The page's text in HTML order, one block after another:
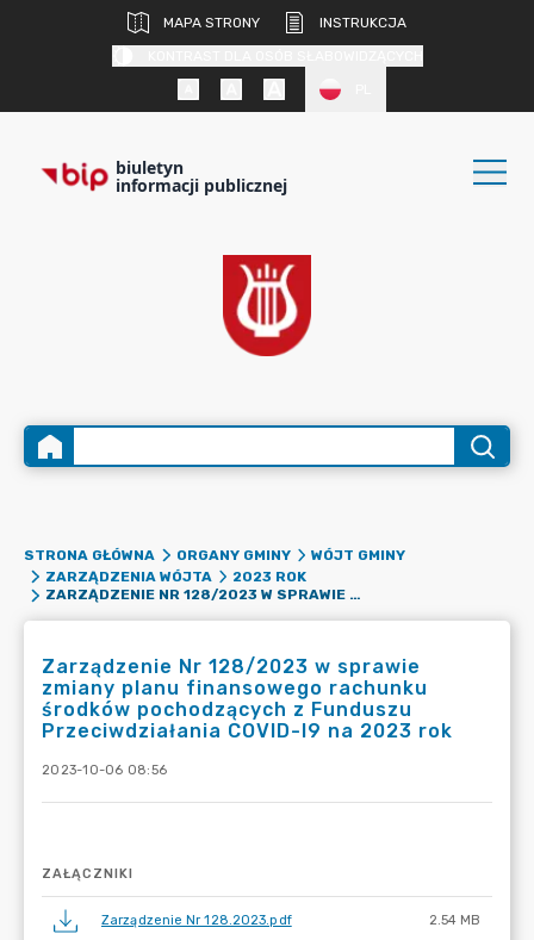
MAPA STRONY
INSTRUKCJA
biuletyn
informacji publicznej
STRONA GŁÓWNA ORGANY GMINY
WÓJT GMINY
ZARZĄDZENIA WÓJTA
2023 ROK
ZARZĄDZENIE NR 128/2023 W SPRAWIE ZMIANY PLANU FINANSOWEGO RACHUNKU ŚRODKÓW POCHODZĄCYCH Z FUNDUSZU PRZECIWDZIAŁANIA COVID-L9 NA 2023 ROK
Zarządzenie Nr 128/2023 w sprawie
zmiany planu finansowego rachunku
środków pochodzących z Funduszu
Przeciwdziałania COVID-l9 na 2023 rok
2023-10-06 08:56
ZAŁĄCZNIKI
Zarządzenie Nr 128.2023.pdf 2.54 MB